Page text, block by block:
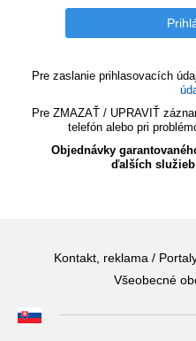
Pre zaslanie prihlasovacích
Pre ZMAZAŤ / UPRAVIŤ
telefón alebo pri
Objednávky
ďalších
Kontakt, reklama /
Všeobecné